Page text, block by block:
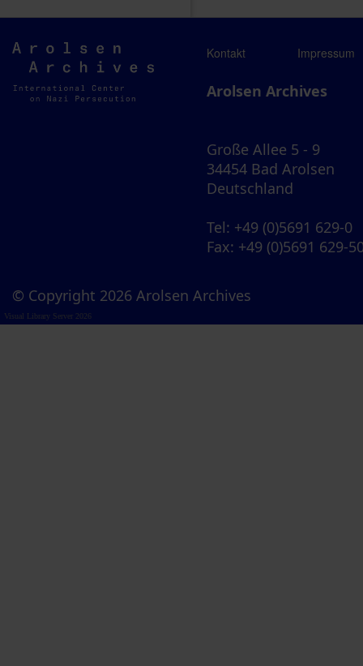
Arolsen
Archives
Kontakt Impressum
Arolsen Archives
Große Allee 5 - 9
34454 Bad Arolsen
Deutschland
Tel: +49 (0)5691 629-0
Fax: +49 (0)5691 629-
© Copyright 2026 Arolsen Archives
Visual Library Server 2026